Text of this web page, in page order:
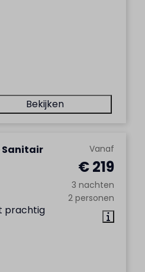
Bekijken
Vanaf
€ 219
3 nachten
2 personen
Sanitair
prachtig